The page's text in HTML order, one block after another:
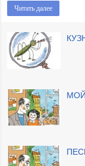
Читать далее